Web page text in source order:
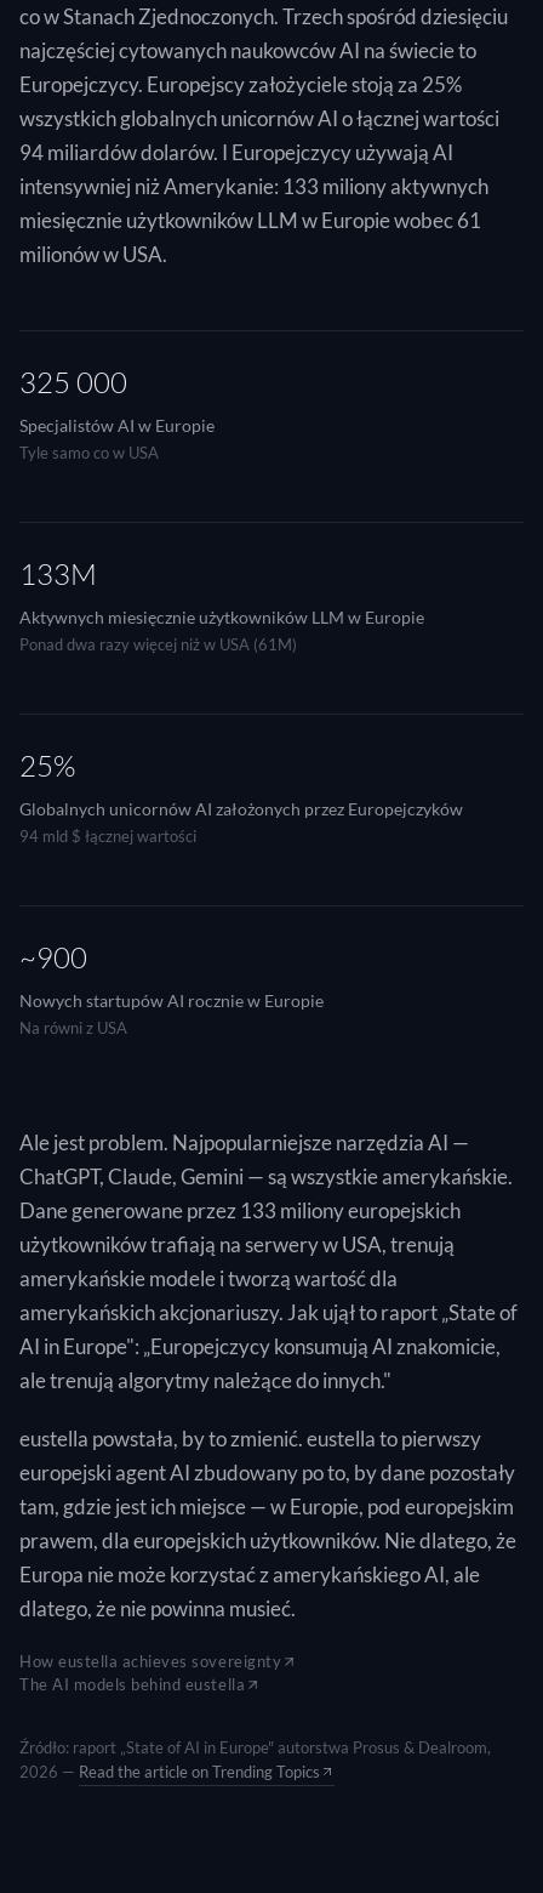
co w Stanach Zjednoczonych. Trzech spośród dziesięciu
najczęściej cytowanych naukowców AI na świecie to
Europejczycy. Europejscy założyciele stoją za 25%
wszystkich globalnych unicornów AI o łącznej wartości
94 miliardów dolarów. I Europejczycy używają AI
intensywniej niż Amerykanie: 133 miliony aktywnych
miesięcznie użytkowników LLM w Europie wobec 61
milionów w USA.
325 000
Specjalistów AI w Europie
Tyle samo co w USA
133M
Aktywnych miesięcznie użytkowników LLM w Europie
Ponad dwa razy więcej niż w USA (61M)
25%
Globalnych unicornów AI założonych przez Europejczyków
94 mld $ łącznej wartości
~900
Nowych startupów AI rocznie w Europie
Na równi z USA
Ale jest problem. Najpopularniejsze narzędzia AI —
ChatGPT, Claude, Gemini — są wszystkie amerykańskie.
Dane generowane przez 133 miliony europejskich
użytkowników trafiają na serwery w USA, trenują
amerykańskie modele i tworzą wartość dla
amerykańskich akcjonariuszy. Jak ujął to raport „State of
AI in Europe": „Europejczycy konsumują AI znakomicie,
ale trenują algorytmy należące do innych."
eustella powstała, by to zmienić. eustella to pierwszy
europejski agent AI zbudowany po to, by dane pozostały
tam, gdzie jest ich miejsce — w Europie, pod europejskim
prawem, dla europejskich użytkowników. Nie dlatego, że
Europa nie może korzystać z amerykańskiego AI, ale
dlatego, że nie powinna musieć.
How eustella achieves sovereignty
The AI models behind eustella
Źródło: raport „State of AI in Europe" autorstwa Prosus & Dealroom,
2026 — Read the article on Trending Topics